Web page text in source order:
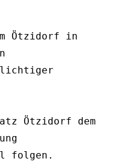
Ötzidorf in
Ötzidorf dem